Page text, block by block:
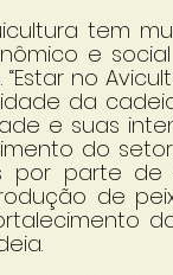
tem
e
no
da
e suas
do
parte de
de